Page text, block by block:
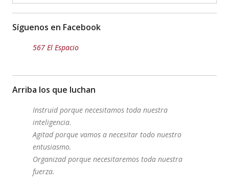
Síguenos en Facebook
567 El Espacio
Arriba los que luchan
Instruid porque necesitamos toda nuestra
inteligencia.
Agitad porque vamos a necesitar todo nuestro
entusiasmo.
Organizad porque necesitaremos toda nuestra
fuerza.